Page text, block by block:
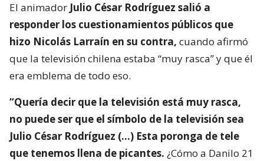
El animador Julio César Rodríguez salió a
responder los cuestionamientos públicos que
hizo Nicolás Larraín en su contra, cuando afirmó
que la televisión chilena estaba “muy rasca” y que él
era emblema de todo eso.
“Quería decir que la televisión está muy rasca,
no puede ser que el símbolo de la televisión sea
Julio César Rodríguez (…) Esta poronga de tele
que tenemos llena de picantes. ¿Cómo a Danilo 21